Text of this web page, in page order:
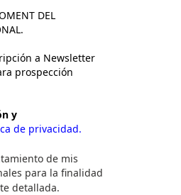
DEL
a Newsletter
prospección
y
de privacidad.
de mis
para la finalidad
detallada.